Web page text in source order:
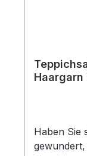
Haargarn
Haben Sie